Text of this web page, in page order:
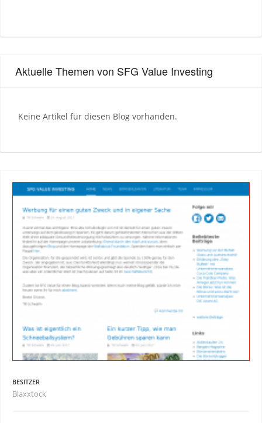
Aktuelle Themen von SFG Value Investing
Keine Artikel für diesen Blog vorhanden.
BESITZER
Blaxxtock